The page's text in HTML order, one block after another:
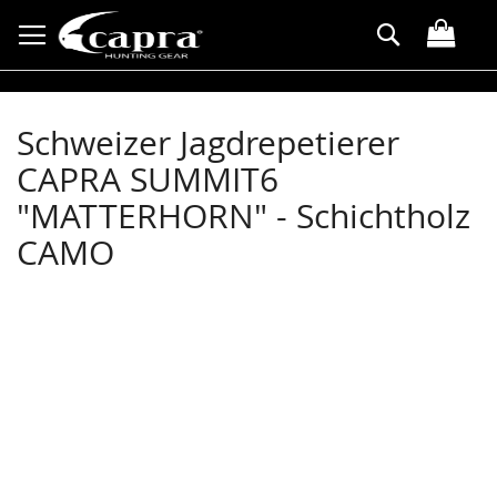
au
contenu
Rechercher
Schweizer Jagdrepetierer
CAPRA SUMMIT6
"MATTERHORN" - Schichtholz
CAMO